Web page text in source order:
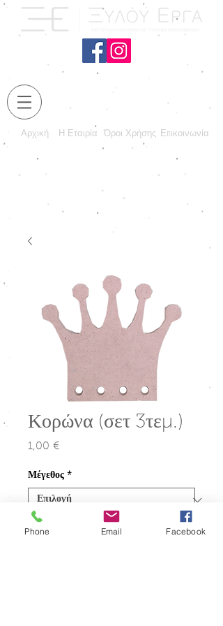
Αρχική Η Εταιρία Όροι Χρήσης Επικοινωνία
Κορώνα (σετ 3τεμ.)
1,00 €Τιμή
Μέγεθος *
Ποσότητα
Phone Email Facebook